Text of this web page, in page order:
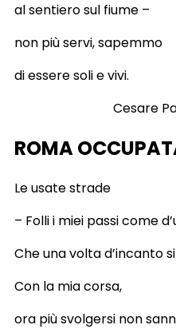
al sentiero sul fiume –
non più servi, sapemmo
di essere soli e vivi.
Cesare
ROMA
Le usate strade
– Folli i miei passi come
Che una volta d’incanto
Con la mia corsa,
ora più svolgersi non